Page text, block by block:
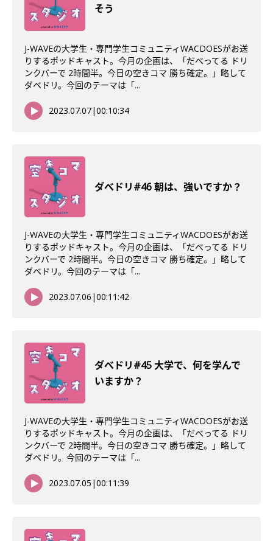
そう
J-WAVEの大学生・専門学生コミュニティWACDOESがお送
りするポッドキャスト。今月の企画は、「だべってる ドリ
ンクバーで 2時間半。今日の空きコマ 勝ち確定。」略して
ダベドリ。今回のテーマは「...
2023.07.07|00:10:34
ダべドリ#46 朝は、強いですか？
J-WAVEの大学生・専門学生コミュニティWACDOESがお送
りするポッドキャスト。今月の企画は、「だべってる ドリ
ンクバーで 2時間半。今日の空きコマ 勝ち確定。」略して
ダベドリ。今回のテーマは「...
2023.07.06 |00:11:42
ダべドリ#45 大学で、何を学んで
いますか？
J-WAVEの大学生・専門学生コミュニティWACDOESがお送
りするポッドキャスト。今月の企画は、「だべってる ドリ
ンクバーで 2時間半。今日の空きコマ 勝ち確定。」略して
ダベドリ。今回のテーマは「...
2023.07.05 |00:11:39